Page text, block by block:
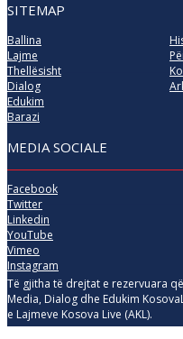
SITEMAP
Ballina
Lajme
Thellësisht
Dialog
Edukim
Barazi
MEDIA SOCIALE
Facebook
Twitter
Linkedin
YouTube
Vimeo
Instagram
Të gjitha të drejtat e rezervuara
Media, Dialog dhe Edukim
e Lajmeve Kosova Live (AKL).